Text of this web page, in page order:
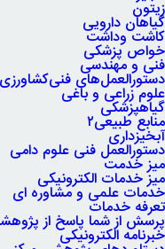
زیتون
گیاهان دارویی
کاشت وداشت
خواص پزشکی
فنی و مهندسی
دستورالعمل‌های فنی‌کشاورزی
علوم زراعی و باغی
گیاهپزشکی
منابع طبیعی۲
آبخیزداری
دستورالعمل فنی علوم دامی
میز خدمت
میز خدمات الکترونیکی
خدمات علمی و مشاوره ای
تعرفه خدمات
پرسش از شما پاسخ از
خبرنامه الکترونیکی